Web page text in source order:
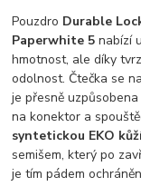
Pouzdro Durable
Paperwhite 5 nabízí
hmotnost, ale díky
odolnost. Čtečka se
je přesně
na konektor a
syntetickou EKO
semišem, který po
je tím pádem